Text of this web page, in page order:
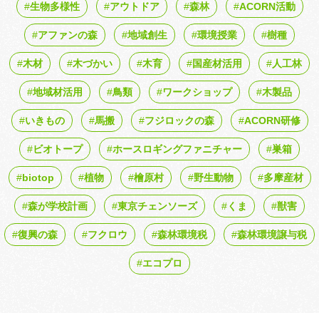
生物多様性 アウトドア 森林 ACORN活動
アファンの森 地域創生 環境授業 樹種
木材 木づかい 木育 国産材活用 人工林
地域材活用 鳥類 ワークショップ 木製品
いきもの 馬搬 フジロックの森 ACORN研修
ビオトープ ホースロギングファニチャー 巣箱
biotop 植物 檜原村 野生動物 多摩産材
森が学校計画 東京チェンソーズ くま 獣害
復興の森 フクロウ 森林環境税 森林環境譲与税
エコプロ